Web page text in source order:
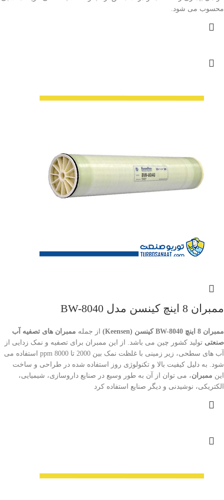
محسوب می شود.
ممبران 8 اینچ کینسن مدل BW-8040
ممبران 8 اینچ BW-8040 کینسن (Keensen) از جمله ممبران های تصفیه آب
صنعتی تولید کشور چین می باشد. از این ممبران برای تصفیه و نمک زدایی از
آب های سطحی، زیر زمینی با غلظت نمک بین 2000 تا 8000 ppm استفاده می
شود. به دلیل کیفیت بالا و تکنولوژی روز استفاده شده در طراحی و ساخت
این ممبران، می توان از آن به طور وسیع در صنایع داروسازی، شیمیایی،
الکتریکی، نوشیدنی و دیگر صنایع استفاده کرد